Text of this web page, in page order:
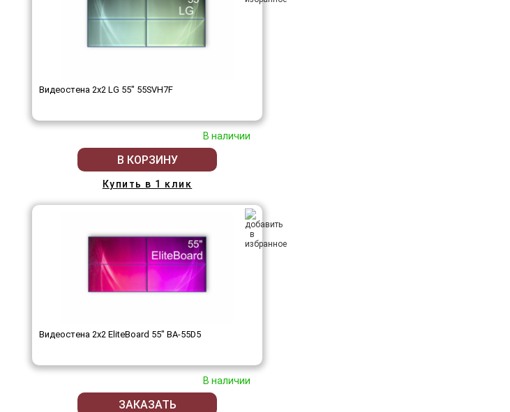
Видеостена 2x2 LG 55" 55SVH7F
В наличии
В КОРЗИНУ
Купить в 1 клик
Видеостена 2x2 EliteBoard 55" BA-55D5
В наличии
ЗАКАЗАТЬ